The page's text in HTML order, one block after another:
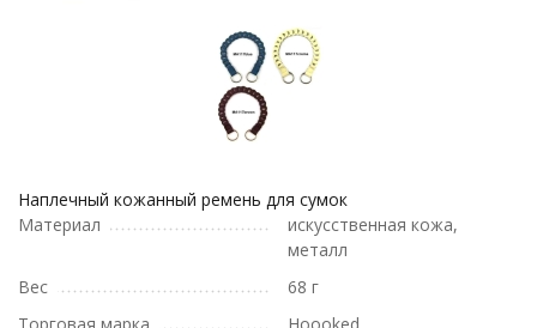
Наплечный кожанный ремень для сумок
Материал
искусственная кожа,
металл
Вес
68 г